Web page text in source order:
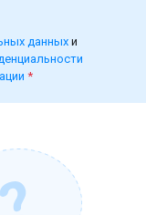
данныхи
*